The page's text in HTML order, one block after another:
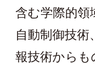
含む学際的領
自動制御技術
報技術から